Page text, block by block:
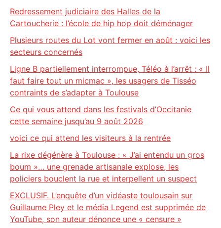
Redressement judiciaire des Halles de la
Cartoucherie : l’école de hip hop doit déménager
Plusieurs routes du Lot vont fermer en août : voici les
secteurs concernés
Ligne B partiellement interrompue, Téléo à l’arrêt : « Il
faut faire tout un micmac », les usagers de Tisséo
contraints de s’adapter à Toulouse
Ce qui vous attend dans les festivals d’Occitanie
cette semaine jusqu’au 9 août 2026
voici ce qui attend les visiteurs à la rentrée
La rixe dégénère à Toulouse : « J’ai entendu un gros
boum »… une grenade artisanale explose, les
policiers bouclent la rue et interpellent un suspect
EXCLUSIF. L’enquête d’un vidéaste toulousain sur
Guillaume Pley et le média Legend est supprimée de
YouTube, son auteur dénonce une « censure »